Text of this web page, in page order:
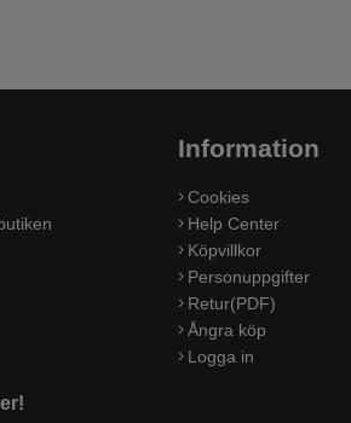
Information
Cookies
Help Center
Köpvillkor
Personuppgifter
Retur(PDF)
Ångra köp
Logga in